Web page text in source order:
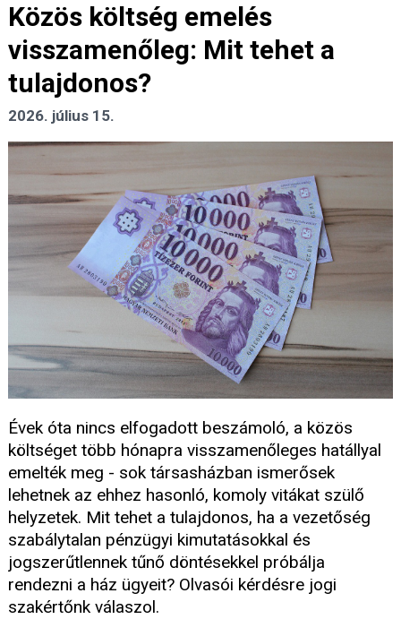
Közös költség emelés
visszamenőleg: Mit tehet a
tulajdonos?
2026. július 15.
Évek óta nincs elfogadott beszámoló, a közös
költséget több hónapra visszamenőleges hatállyal
emelték meg - sok társasházban ismerősek
lehetnek az ehhez hasonló, komoly vitákat szülő
helyzetek. Mit tehet a tulajdonos, ha a vezetőség
szabálytalan pénzügyi kimutatásokkal és
jogszerűtlennek tűnő döntésekkel próbálja
rendezni a ház ügyeit? Olvasói kérdésre jogi
szakértőnk válaszol.